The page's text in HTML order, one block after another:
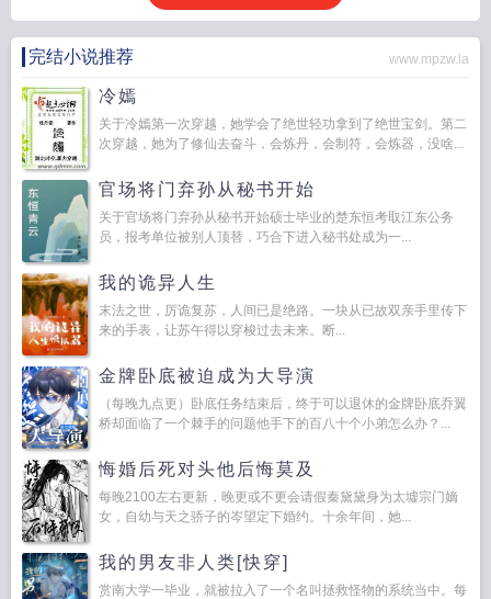
完结小说推荐 www.mpzw.la
冷嫣
关于冷嫣第一次穿越，她学会了绝世轻功拿到了绝世宝剑。第二
次穿越，她为了修仙去奋斗，会炼丹，会制符，会炼器，没啥...
官场将门弃孙从秘书开始
关于官场将门弃孙从秘书开始硕士毕业的楚东恒考取江东公务
员，报考单位被别人顶替，巧合下进入秘书处成为一...
我的诡异人生
末法之世，厉诡复苏，人间已是绝路。一块从已故双亲手里传下
来的手表，让苏午得以穿梭过去未来。断...
金牌卧底被迫成为大导演
（每晚九点更）卧底任务结束后，终于可以退休的金牌卧底乔翼
桥却面临了一个棘手的问题他手下的百八十个小弟怎么办？...
悔婚后死对头他后悔莫及
每晚2100左右更新，晚更或不更会请假秦黛黛身为太墟宗门嫡
女，自幼与天之骄子的岑望定下婚约。十余年间，她...
我的男友非人类[快穿]
赏南大学一毕业，就被拉入了一个名叫拯救怪物的系统当中。每